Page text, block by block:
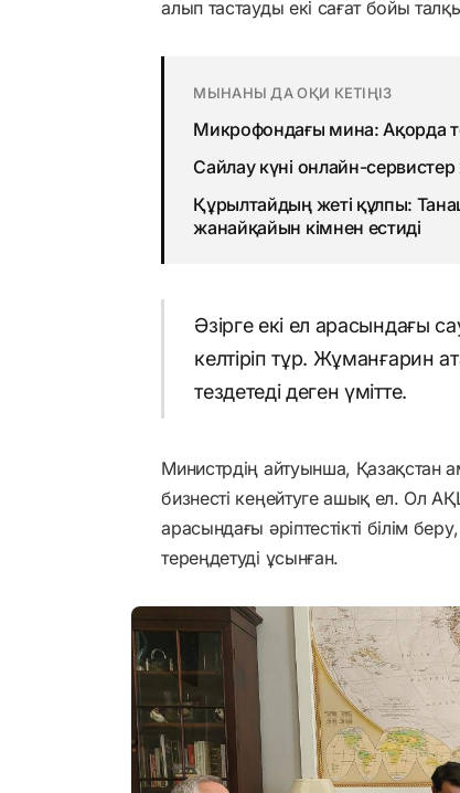
алып тастауды екі сағат бойы
МЫНАНЫ ДА ОҚИ КЕТІҢІЗ
Микрофондағы мина: Ақорда
Сайлау күні онлайн-сервистер
Құрылтайдың жеті құлпы:
жанайқайын кімнен естиді
Әзірге екі ел арасындағы
келтіріп тұр. Жұманғарин
тездетеді деген үмітте.
Министрдің айтуынша, Қазақстан
бизнесті кеңейтуге ашық ел. Ол
арасындағы әріптестікті білім
тереңдетуді ұсынған.